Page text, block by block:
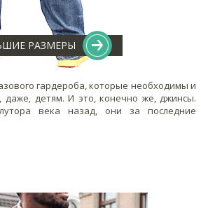
РАЗМЕРЫ
гардероба, которые необходимы и
детям. И это, конечно же, джинсы.
века назад, они за последние